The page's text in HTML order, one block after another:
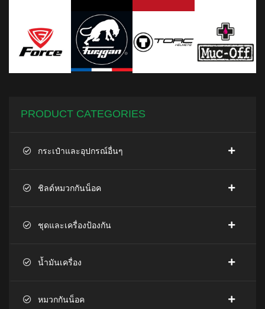
PRODUCT CATEGORIES
กระเป๋าและอุปกรณ์อื่นๆ
ชิลด์หมวกกันน็อค
ชุดและเครื่องป้องกัน
น้ำมันเครื่อง
หมวกกันน็อค